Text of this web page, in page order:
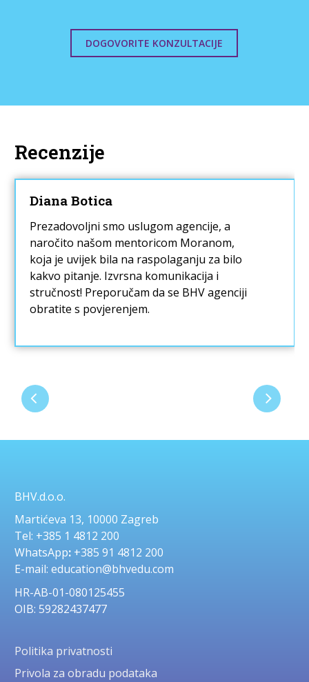
DOGOVORITE KONZULTACIJE
Recenzije
Diana Botica
Prezadovoljni smo uslugom agencije, a
naročito našom mentoricom Moranom,
koja je uvijek bila na raspolaganju za bilo
kakvo pitanje. Izvrsna komunikacija i
stručnost! Preporučam da se BHV agenciji
obratite s povjerenjem.
BHV.d.o.o.
Martićeva 13, 10000 Zagreb
Tel: +385 1 4812 200
WhatsApp:+385 91 4812 200
E-mail: education@bhvedu.com
HR-AB-01-080125455
OIB: 59282437477
Politika privatnosti
Privola za obradu podataka